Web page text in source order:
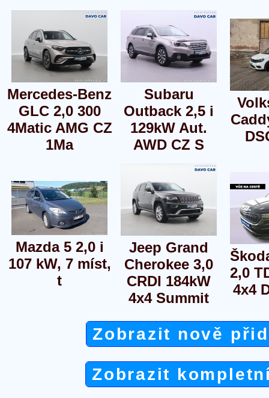
Mercedes-Benz
GLC 2,0 300
4Matic AMG CZ
1Ma
Subaru
Outback 2,5 i
129kW Aut.
AWD CZ S
Mazda 5 2,0 i
107 kW, 7 míst,
t
Jeep Grand
Cherokee 3,0
CRDI 184kW
4x4 Summit
2,0
4x4
Zobrazit nově
Zobrazit